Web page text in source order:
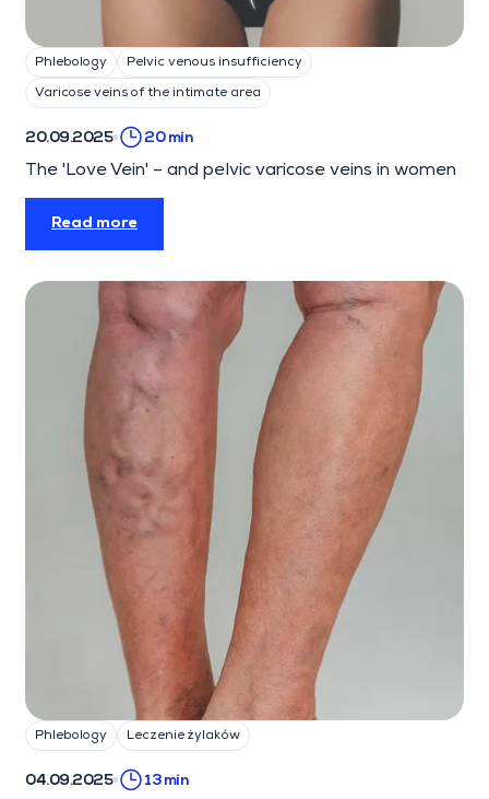
Phlebology Pelvic venous insufficiency
Varicose veins of the intimate area
20.09.2025 20 min
The 'Love Vein' – and pelvic varicose veins in women
Read more
Phlebology Leczenie żylaków
04.09.2025 13 min